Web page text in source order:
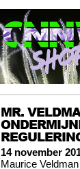
MR.
14 november
Maurice